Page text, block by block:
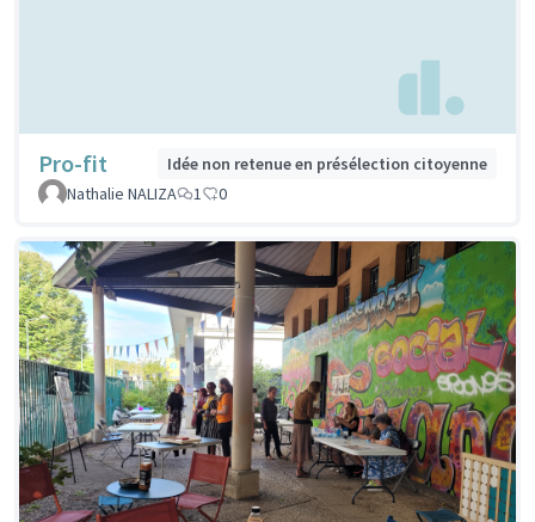
Pro-fit
Idée non retenue en présélection citoyenne
Nathalie NALIZA
1 0